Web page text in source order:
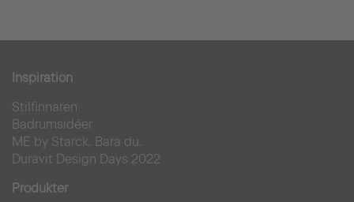
Inspiration
Stilfinnaren
Badrumsidéer
ME by Starck. Bara du.
Duravit Design Days 2022
Produkter